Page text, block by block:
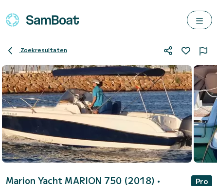
Zoekresultaten
Marion Yacht MARION 750 (2018) •
Pro